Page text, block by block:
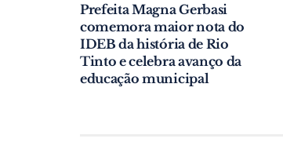
Prefeita Magna Gerbasi
comemora maior nota do
IDEB da história de Rio
Tinto e celebra avanço da
educação municipal